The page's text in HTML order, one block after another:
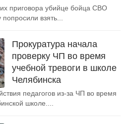
приговора убийце бойца СВО
взять...
Прокуратура начала
проверку ЧП во время
учебной тревоги в школе
Челябинска
педагогов из-за ЧП во время
школе....